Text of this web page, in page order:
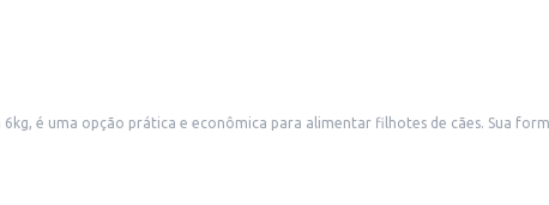
filhotes de cães. Sua formulação atende às necessidades nutricionais dos cães em fase de crescimento. A embalagem de 6kg